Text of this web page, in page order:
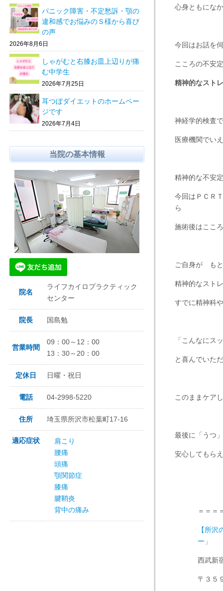
心身ともにな
今回はお話を
こころの不安
精神的なスト
神経学的検査
医療機関でい
精神的な不安
今回はＰＣＲ
ら
施術後はここ
ご自身が もと
精神的なスト
すでに精神科
「こんなにス
と喜んでいた
このままケア
最後に「うつ
安心してもら
＝＝＝
【所
ー」
西武新
〒３５
パニック障害・不定愁訴・顎の
違和感でお悩みのＳ様から喜び
の声
2026年8月6日
しゃがむと右膝お皿上辺りが痛
む中学生
2026年7月25日
耳つぼダイエットのホームペー
ジです
2026年7月4日
当院の基本情報
院名
ライフカイロプラクティック
センター
院長 国島勉
営業時間
09：00～12：00
13：30～20：00
定休日 日曜・祝日
電話 04-2998-5220
住所 埼玉県所沢市松葉町17-16
適応症状
肩こり
腰痛
頭痛
顎関節症
膝痛
腱鞘炎
背中の痛み